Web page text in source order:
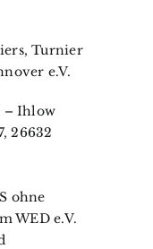
Turnier
e.V.
– Ihlow
26632
ohne
WED e.V.